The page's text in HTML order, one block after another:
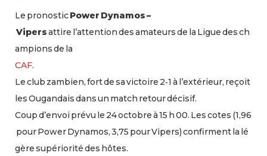
Le pronosticPower Dynamos –
Vipersattire l’attention des amateurs de la Ligue des ch
ampions de la
CAF.
Le club zambien, fort de sa victoire 2‑1 à l’extérieur, reçoit
les Ougandais dans un match retour décisif.
Coup d’envoi prévu le 24 octobre à 15 h 00. Les cotes (1,96
pour Power Dynamos, 3,75 pour Vipers) confirment la lé
gère supériorité des hôtes.